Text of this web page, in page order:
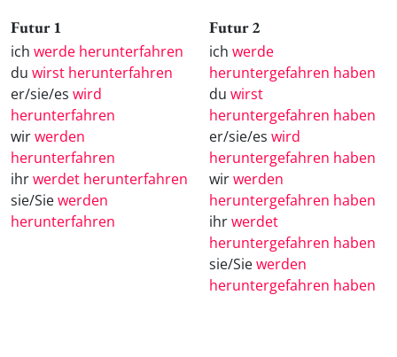
Futur 1
ich werde herunterfahren
du wirst herunterfahren
er/sie/es wird
herunterfahren
wirwerden
herunterfahren
ihrwerdet herunterfahren
sie/Siewerden
herunterfahren
Futur 2
ich werde
heruntergefahren haben
du wirst
heruntergefahren haben
er/sie/es wird
heruntergefahren haben
wirwerden
heruntergefahren haben
ihrwerdet
heruntergefahren haben
sie/Siewerden
heruntergefahren haben